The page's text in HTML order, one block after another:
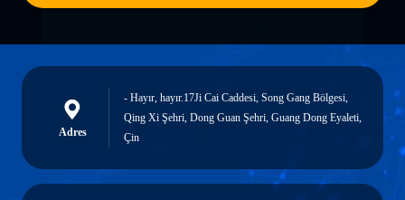
Adres
- Hayır, hayır.17Ji Cai Caddesi, Song Gang Bölgesi,
Qing Xi Şehri, Dong Guan Şehri, Guang Dong Eyaleti,
Çin